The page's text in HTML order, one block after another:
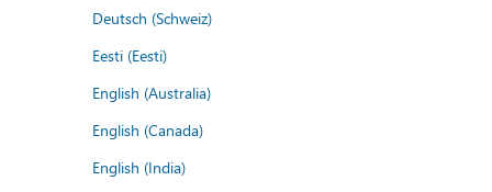
Deutsch (Schweiz)
Eesti (Eesti)
English (Australia)
English (Canada)
English (India)